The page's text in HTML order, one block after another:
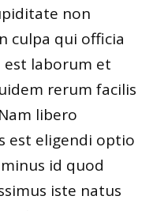
non
culpa qui officia
laborum et
rerum facilis
libero
est eligendi optio
id quod
iste natus